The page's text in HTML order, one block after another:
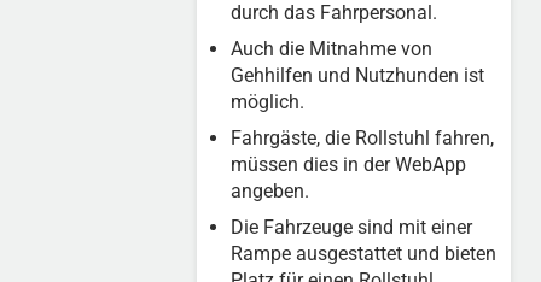
durch das Fahrpersonal.
Auch die Mitnahme von
Gehhilfen und Nutzhunden ist
möglich.
Fahrgäste, die Rollstuhl fahren,
müssen dies in der WebApp
angeben.
Die Fahrzeuge sind mit einer
Rampe ausgestattet und bieten